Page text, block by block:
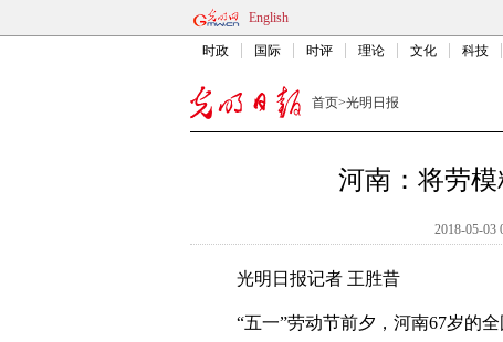
English
时政 国际 时评 理论 文化 科技
首页>光明日报
河南：将劳
2018-05-03
光明日报记者 王胜昔
“五一”劳动节前夕，河南67岁的全